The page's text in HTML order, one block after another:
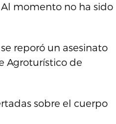
momento no ha sido
reporó un asesinato
Agroturístico de
sobre el cuerpo